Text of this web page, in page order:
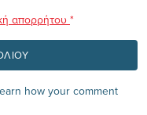
απορρήτου *
how your comment